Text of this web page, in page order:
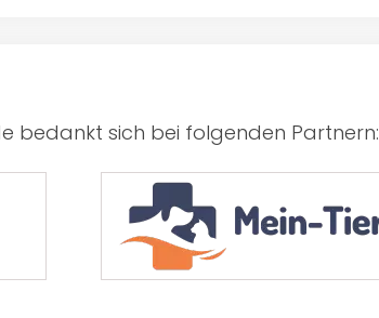
bedankt sich bei folgenden Partnern: